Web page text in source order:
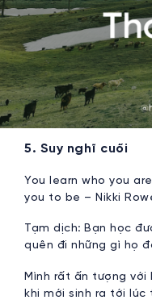
5. Suy nghĩ cuối
You learn who you
you to be – Nikki
Tạm dịch: Bạn học
quên đi những gì họ
Mình rất ấn tượng với
khi mới sinh ra tới